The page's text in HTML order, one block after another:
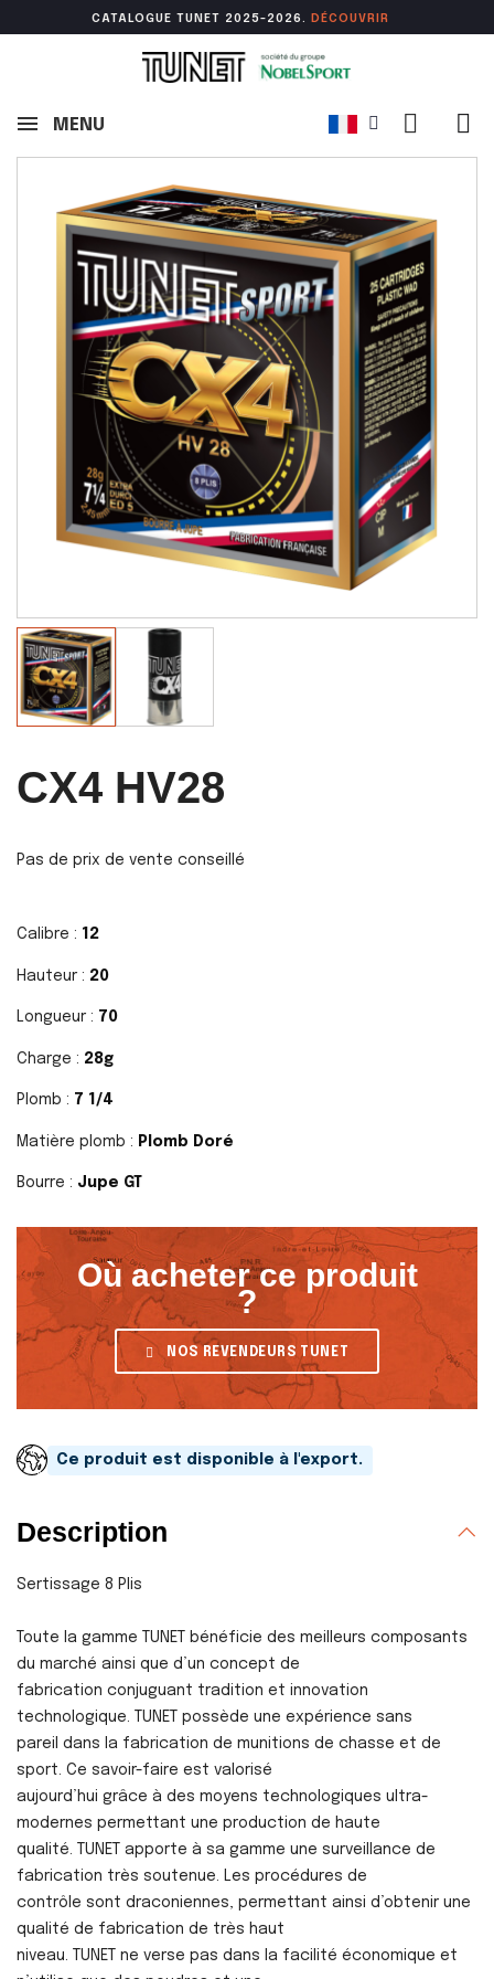
CATALOGUE TUNET 2025-2026. DÉCOUVR IR
MENU
CX4 HV28
Pas de prix de vente conseillé
Calibre : 12
Hauteur : 20
Longueur : 70
Charge : 28g
Plomb : 7 1/4
Matière plomb : Plomb Doré
Bourre : Jupe GT
Où acheter ce produit
?
NOS REVENDEURS TUNET
Ce produit est disponible à l'export.
Description
Sertissage 8 Plis
Toute la gamme TUNET bénéficie des meilleurs composants
du marché ainsi que d’un concept de
fabrication conjuguant tradition et innovation
technologique. TUNET possède une expérience sans
pareil dans la fabrication de munitions de chasse et de
sport. Ce savoir-faire est valorisé
aujourd’hui grâce à des moyens technologiques ultra-
modernes permettant une production de haute
qualité. TUNET apporte à sa gamme une surveillance de
fabrication très soutenue. Les procédures de
contrôle sont draconiennes, permettant ainsi d’obtenir une
qualité de fabrication de très haut
niveau. TUNET ne verse pas dans la facilité économique et